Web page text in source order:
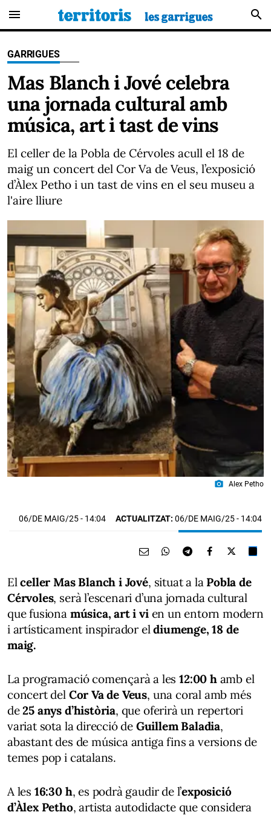
menu search
GARRIGUES
Mas Blanch i Jové celebra
una jornada cultural amb
música, art i tast de vins
El celler de la Pobla de Cérvoles acull el 18 de
maig un concert del Cor Va de Veus, l’exposició
d’Àlex Petho i un tast de vins en el seu museu a
l'aire lliure
photo_camera Alex Petho
06/DE MAIG/25- 14:04 ACTUALITZAT: 06/DE MAIG/25 - 14:04
Elceller Mas Blanch i Jové, situat a la Pobla de
Cérvoles, serà l’escenari d’una jornada cultural
que fusiona música, art i vien un entorn modern
i artísticament inspirador eldiumenge, 18 de
maig.
La programació començarà a les12:00 hamb el
concert del Cor Va de Veus, una coral amb més
de25 anys d’història, que oferirà un repertori
variat sota la direcció de Guillem Baladia,
abastant des de música antiga fins a versions de
temes pop i catalans.
A les 16:30 h, es podrà gaudir de l’exposició
d’Àlex Petho, artista autodidacte que considera